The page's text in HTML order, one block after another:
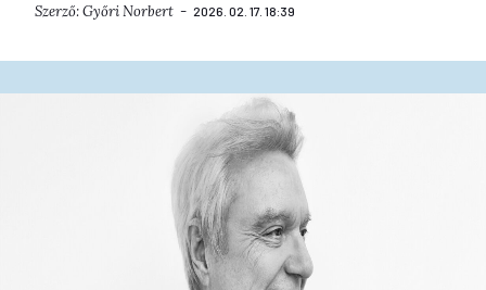
Szerző:Győri Norbert 2026. 02. 17. 18:39